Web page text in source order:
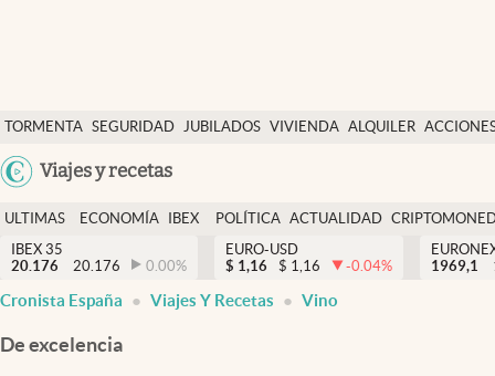
TORMENTA SEGURIDAD JUBILADOS VIVIENDA ALQUILER
USA
Viajes y recetas
Economía y finanzas
Política
Actualidad
Criptomonedas
España
ULTIMAS
NOTICIAS
ECONOMÍA
FINANZAS
IBEX
EURO
POLÍTICA ACTUALIDAD
IBEX 35
20.176
20.176 0.00%
EURO-USD
$ 1,16 $ 1,16 -0.04%
1969,1
Cronista España Viajes Y Recetas Vino
De excelencia